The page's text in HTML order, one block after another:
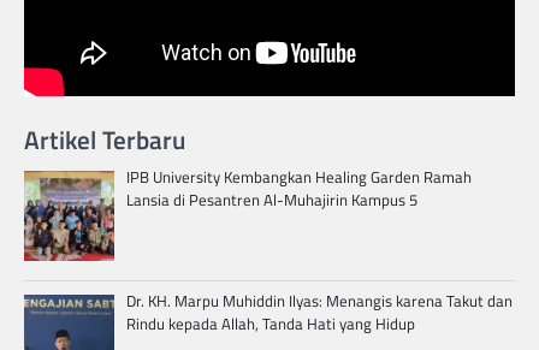
Artikel Terbaru
IPB University Kembangkan Healing Garden Ramah
Lansia di Pesantren Al-Muhajirin Kampus 5
Dr. KH. Marpu Muhiddin Ilyas: Menangis karena Takut dan
Rindu kepada Allah, Tanda Hati yang Hidup